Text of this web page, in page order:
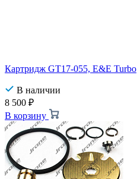
Картридж GT17-055, E&E Turbo
В наличии
8 500 ₽
В корзину